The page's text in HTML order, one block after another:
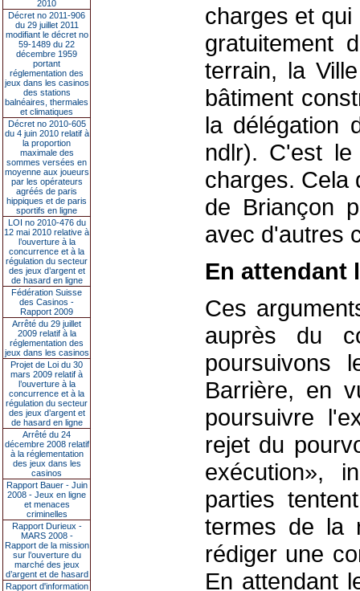
2010
Décret no 2011-906
du 29 juillet 2011
modifiant le décret no
59-1489 du 22
décembre 1959
portant
réglementation des
jeux dans les casinos
des stations
balnéaires, thermales
et climatiques
Décret no 2010-605
du 4 juin 2010 relatif à
la proportion
maximale des
sommes versées en
moyenne aux joueurs
par les opérateurs
agréés de paris
hippiques et de paris
sportifs en ligne
LOI no 2010-476 du
12 mai 2010 relative à
l’ouverture à la
concurrence et à la
régulation du secteur
des jeux d’argent et
de hasard en ligne
Fédération Suisse
des Casinos -
Rapport 2009
Arrêté du 29 juillet
2009 relatif à la
réglementation des
jeux dans les casinos
Projet de Loi du 30
mars 2009 relatif à
l’ouverture à la
concurrence et à la
régulation du secteur
des jeux d’argent et
de hasard en ligne
Arrêté du 24
décembre 2008 relatif
à la réglementation
des jeux dans les
casinos
Rapport Bauer - Juin
2008 - Jeux en ligne
et menaces
criminelles
Rapport Durieux -
MARS 2008 -
Rapport de la mission
sur l’ouverture du
marché des jeux
d’argent et de hasard
Rapport d'information
charges et
gratuitement
terrain, la
bâtiment
la délégation
ndlr). C'est
charges. Cela
de Briançon
avec d'autres
En attendant
Ces
auprès du
poursuivons
Barrière, en
poursuivre
rejet du
exécution»,
parties
termes de la
rédiger une
En attendant